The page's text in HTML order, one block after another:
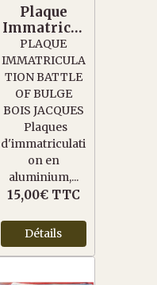
Plaque
Immatricul
ation Battle
Of Bulge
Bois
Jacques
PLAQUE
IMMATRICULA
TION BATTLE
OF BULGE
BOIS JACQUES
Plaques
d'immatriculati
on en
aluminium,...
15,00€ TTC
Détails